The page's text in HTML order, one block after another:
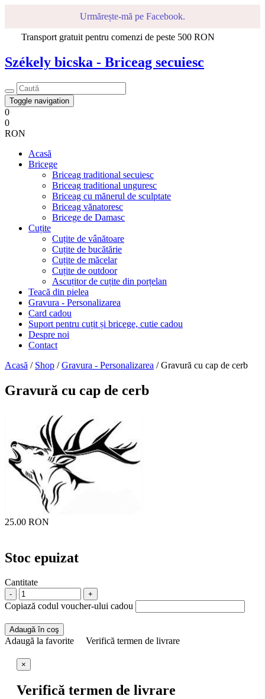
Urmărește-mă pe Facebook.
Transport gratuit pentru comenzi de peste 500 RON
Székely bicska - Briceag secuiesc
Toggle navigation
0
0
RON
Acasă
Bricege
Briceag traditional secuiesc
Briceag traditional unguresc
Briceag cu mănerul de sculptate
Briceag vănatoresc
Bricege de Damasc
Cuțite
Cuțite de vânătoare
Cuțite de bucătărie
Cuțite de măcelar
Cuțite de outdoor
Ascuțitor de cuțite din porțelan
Teacă din pielea
Gravura - Personalizarea
Card cadou
Suport pentru cuțit și bricege, cutie cadou
Despre noi
Contact
Acasă / Shop /Gravura - Personalizarea / Gravură cu cap de cerb
Gravură cu cap de cerb
25.00 RON
Stoc epuizat
Cantitate
- +
Copiază codul voucher-ului cadou
Adaugă în coş
Adaugă la favorite Verifică termen de livrare
×
Verifică termen de livrare